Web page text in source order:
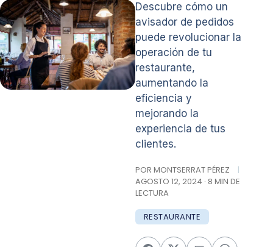
Descubre cómo un
avisador de pedidos
puede revolucionar la
operación de tu
restaurante,
aumentando la
eficiencia y
mejorando la
experiencia de tus
clientes.
POR MONTSERRAT PÉREZ
|
AGOSTO 12, 2024 · 8 MIN DE
LECTURA
RESTAURANTE